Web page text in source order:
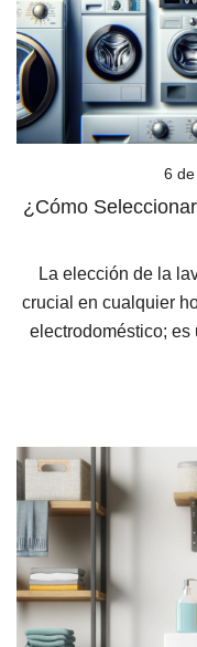
6
¿Cómo
La elección de la
crucial en cualquier
electrodoméstico; es